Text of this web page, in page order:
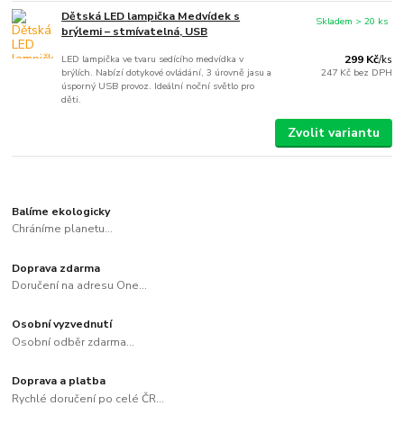
Dětská LED lampička Medvídek s
brýlemi – stmívatelná, USB
LED lampička ve tvaru sedícího medvídka v
brýlích. Nabízí dotykové ovládání, 3 úrovně jasu a
úsporný USB provoz. Ideální noční světlo pro
děti.
299 Kč/ks
247 Kč bez DPH
Skladem > 20 ks
Zvolit variantu
Balíme ekologicky
Chráníme planetu...
Doprava zdarma
Doručení na adresu One...
Osobní vyzvednutí
Osobní odběr zdarma...
Doprava a platba
Rychlé doručení po celé ČR...